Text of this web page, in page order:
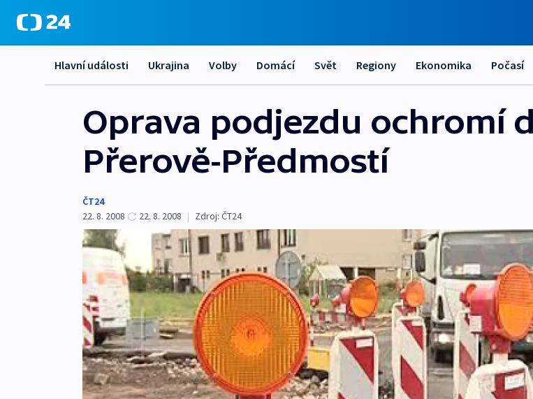
Hlavní události Ukrajina Volby Domácí Svět Regiony Ekonomika Počasí
Oprava podjezdu ochromí
Přerově-Předmostí
ČT24
22. 8. 2008
22. 8. 2008 | Zdroj: ČT24